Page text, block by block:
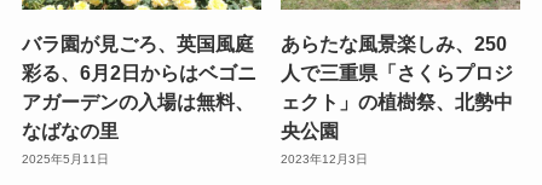
バラ園が見ごろ、英国風庭
彩る、6月2日からはベゴニ
アガーデンの入場は無料、
なばなの里
2025年5月11日
あらたな風景楽しみ、250
人で三重県「さくらプロジ
ェクト」の植樹祭、北勢中
央公園
2023年12月3日